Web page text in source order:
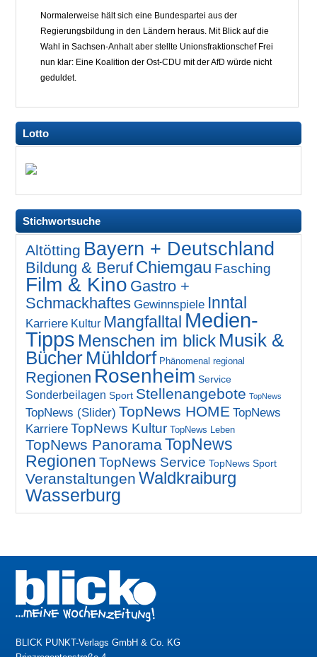
Normalerweise hält sich eine Bundespartei aus der
Regierungsbildung in den Ländern heraus. Mit Blick auf die
Wahl in Sachsen-Anhalt aber stellte Unionsfraktionschef Frei
nun klar: Eine Koalition der Ost-CDU mit der AfD würde nicht
geduldet.
Lotto
Stichwortsuche
Altötting Bayern + Deutschland
Bildung & Beruf Chiemgau Fasching
Film & Kino Gastro +
Schmackhaftes Gewinnspiele Inntal
Karriere Kultur Mangfalltal Medien-
Tipps Menschen im blick Musik &
Bücher Mühldorf Phänomenal regional
Regionen Rosenheim Service
Sonderbeilagen Sport Stellenangebote TopNews
TopNews (Slider) TopNews HOME TopNews
Karriere TopNews Kultur TopNews Leben
TopNews PanoramaTopNews
Regionen TopNews Service TopNews Sport
Veranstaltungen Waldkraiburg
Wasserburg
BLICK PUNKT-Verlags GmbH & Co. KG